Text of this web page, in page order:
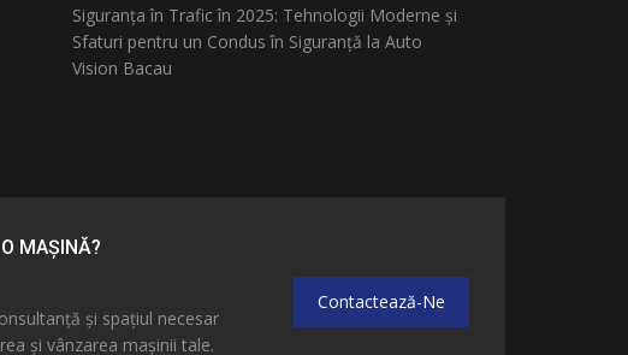
Siguranța în Trafic în 2025: Tehnologii Moderne și
Sfaturi pentru un Condus în Siguranță la Auto
Vision Bacau
MAȘINĂ?
și spațiul necesar
și vânzarea mașinii tale.
Contactează-Ne